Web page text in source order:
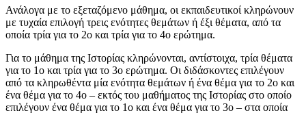
Ανάλογα με το εξεταζόμενο μάθημα, οι εκπαιδευτικοί κληρώνουν
με τυχαία επιλογή τρεις ενότητες θεμάτων ή έξι θέματα, από τα
οποία τρία για το 2ο και τρία για το 4ο ερώτημα.
Για το μάθημα της Ιστορίας κληρώνονται, αντίστοιχα, τρία θέματα
για το 1ο και τρία για το 3ο ερώτημα. Οι διδάσκοντες επιλέγουν
από τα κληρωθέντα μία ενότητα θεμάτων ή ένα θέμα για το 2ο και
ένα θέμα για το 4ο – εκτός του μαθήματος της Ιστορίας στο οποίο
επιλέγουν ένα θέμα για το 1ο και ένα θέμα για το 3ο – στα οποία